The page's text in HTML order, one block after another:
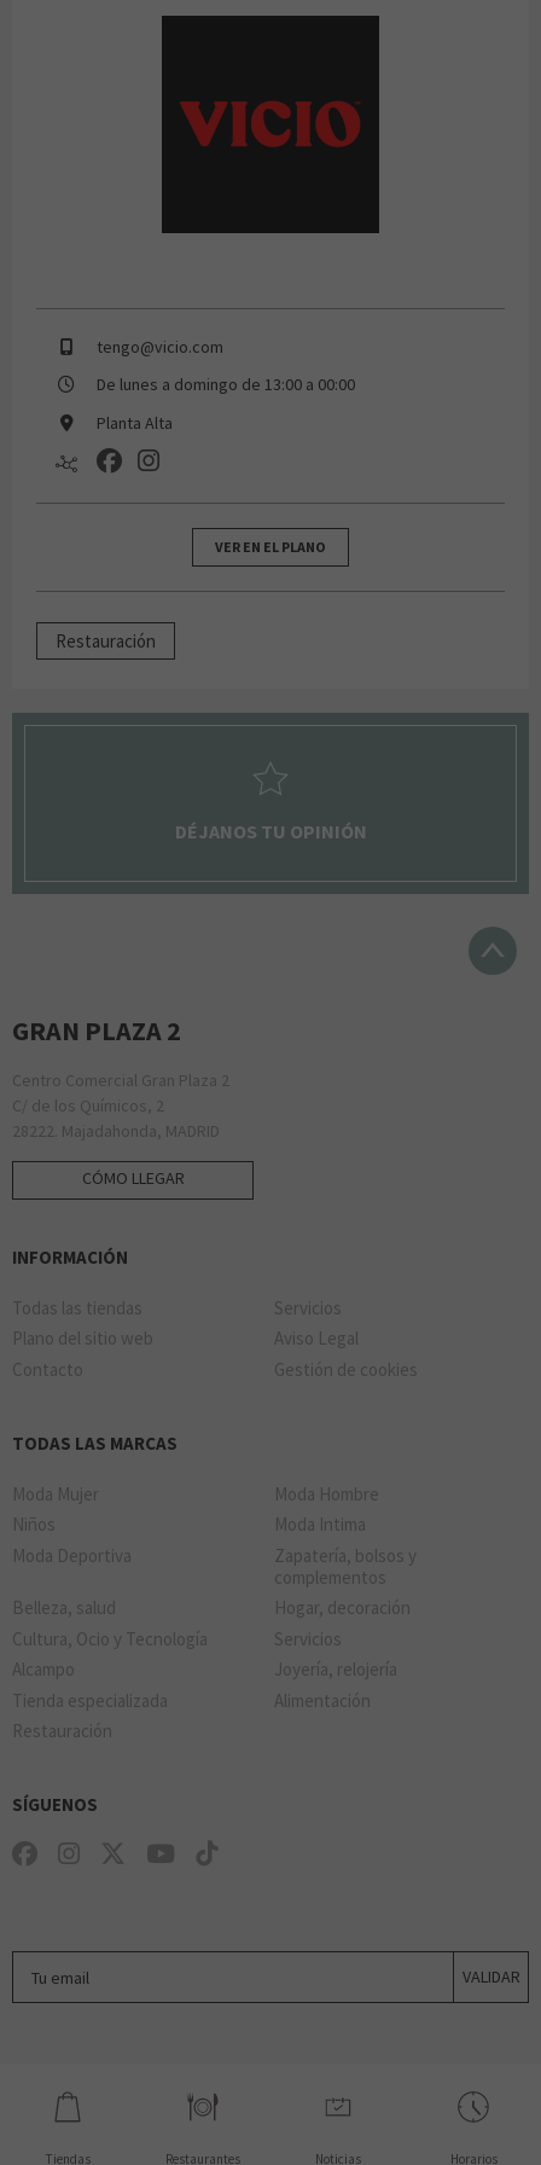
Vicio
tengo@vicio.com
De lunes a domingo de 13:00 a 00:00
Planta Alta
VER EN EL PLANO
Restauración
DÉJANOS TU OPINIÓN
GRAN PLAZA 2
Centro Comercial Gran Plaza 2
C/ de los Químicos, 2
28222. Majadahonda, MADRID
CÓMO LLEGAR
INFORMACIÓN
Todas las tiendas
Servicios
Plano del sitio web
Aviso Legal
Contacto
Gestión de cookies
TODAS LAS MARCAS
Moda Mujer
Moda Hombre
Niños
Moda Intima
Moda Deportiva
Zapatería, bolsos y
complementos
Belleza, salud
Hogar, decoración
Cultura, Ocio y Tecnología
Servicios
Alcampo
Joyería, relojería
Tienda especializada
Alimentación
Restauración
SÍGUENOS
VALIDAR
Tiendas Restaurantes Noticias Horarios